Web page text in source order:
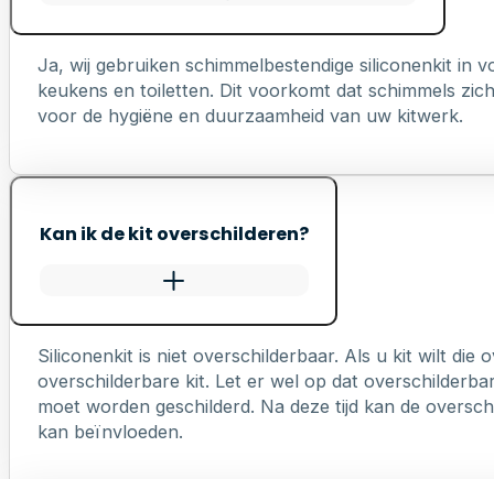
Ja, wij gebruiken schimmelbestendige siliconenkit in
keukens en toiletten. Dit voorkomt dat schimmels
voor de hygiëne en duurzaamheid van uw kitwerk.
Kan ik de kit overschilderen?
Siliconenkit is niet overschilderbaar. Als u kit wilt die
overschilderbare kit. Let er wel op dat
moet worden geschilderd. Na deze tijd kan de
kan beïnvloeden.